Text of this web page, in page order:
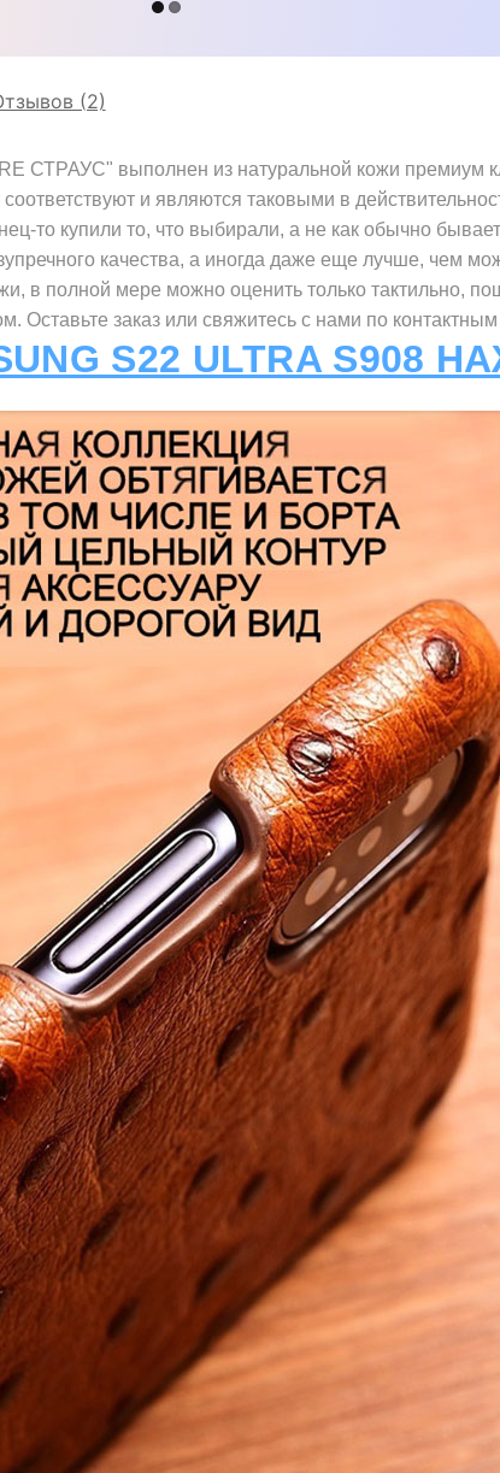
(2)
СТРАУС" выполнен из натуральной кожи премиум
и являются таковыми в
то купили то, что выбирали, а не как обычно
качества, а иногда даже еще лучше, чем
в полной мере можно оценить только тактильно,
Оставьте заказ или свяжитесь с нами по
S22 ULTRA S908